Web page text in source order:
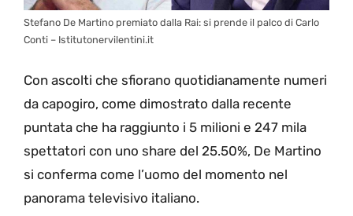
Stefano De Martino premiato dalla Rai: si prende il palco di Carlo
Conti – Istitutonervilentini.it
Con ascolti che sfiorano quotidianamente numeri
da capogiro, come dimostrato dalla recente
puntata che ha raggiunto i 5 milioni e 247 mila
spettatori con uno share del 25.50%, De Martino
si conferma come l’uomo del momento nel
panorama televisivo italiano.